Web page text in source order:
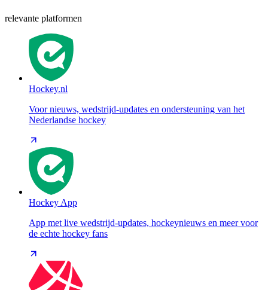
relevante platformen
Hockey.nl
Voor nieuws, wedstrijd-updates en ondersteuning van het
Nederlandse hockey
Hockey App
App met live wedstrijd-updates, hockeynieuws en meer voor
de echte hockey fans